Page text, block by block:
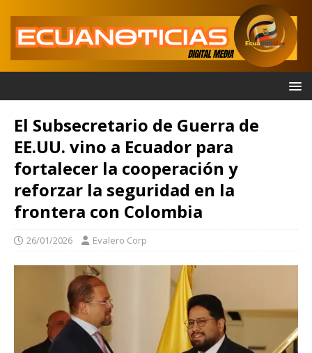
El Subsecretario de Guerra de
EE.UU. vino a Ecuador para
fortalecer la cooperación y
reforzar la seguridad en la
frontera con Colombia
26/01/2026 Evalero Corp